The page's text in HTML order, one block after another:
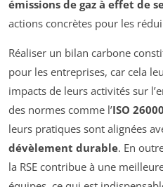
émissions de gaz à effet de
actions concrètes pour les
Réaliser un bilan carbone
pour les entreprises, car cela
impacts de leurs activités sur
des normes comme l’ISO 26000
leurs pratiques sont alignées
dévèlement durable. En
la RSE contribue à une